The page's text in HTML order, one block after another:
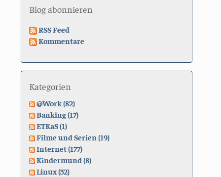
Blog abonnieren
RSS Feed
Kommentare
Kategorien
@Work (82)
Banking (17)
ETKaS (1)
Filme und Serien (19)
Internet (177)
Kindermund (8)
Linux (52)